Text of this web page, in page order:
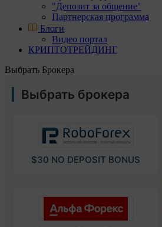
"Депозит за общение"
Партнерская программа
Блоги
Видео портал
КРИПТОТРЕЙДИНГ
Выбрать Брокера
Выбрать брокера
$30 NO DEPOSIT BONUS